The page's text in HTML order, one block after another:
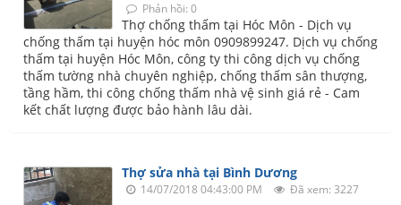
Phản hồi: 0
Thợ chống thấm tại Hóc Môn - Dịch vụ
chống thấm tại huyện hóc môn 0909899247. Dịch vụ chống
thấm tại huyện Hóc Môn, công ty thi công dịch vụ chống
thấm tường nhà chuyên nghiệp, chống thấm sân thượng,
tầng hầm, thi công chống thấm nhà vệ sinh giá rẻ - Cam
kết chất lượng được bảo hành lâu dài.
Thợ sửa nhà tại Bình Dương
14/07/2018 04:43:00 PM
Đã xem: 3227